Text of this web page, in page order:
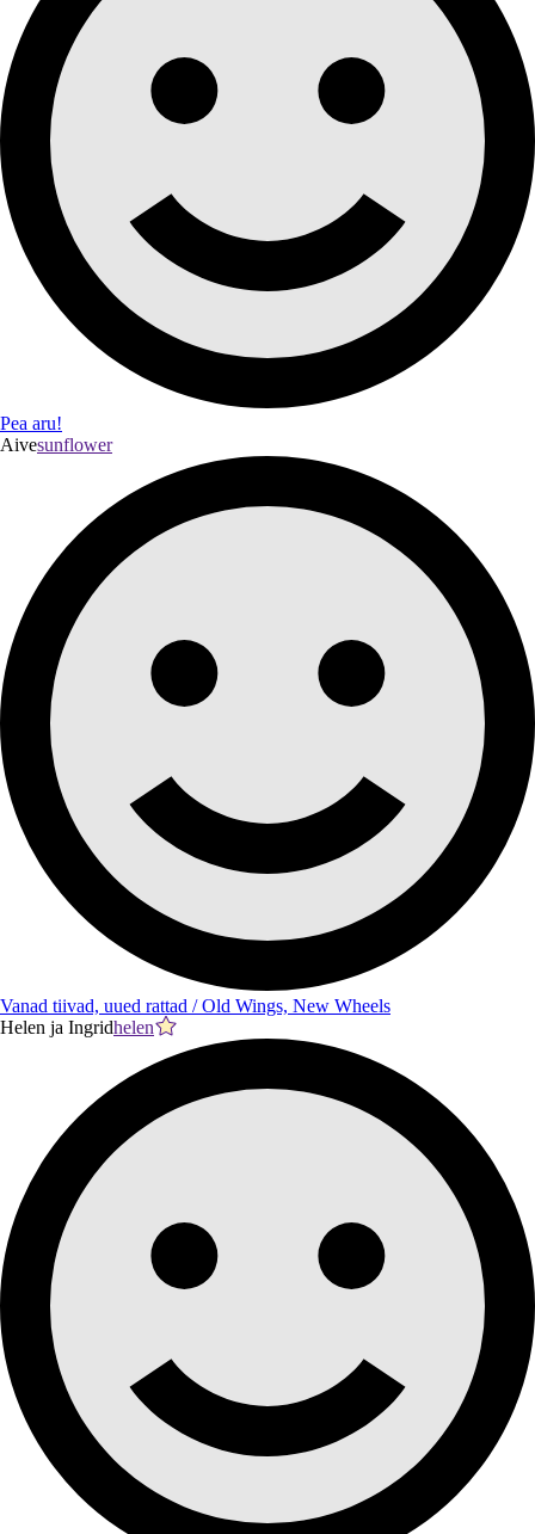
Pea aru!
Aivesunflower
Vanad tiivad, uued rattad / Old Wings, New Wheels
Helen ja Ingridhelen